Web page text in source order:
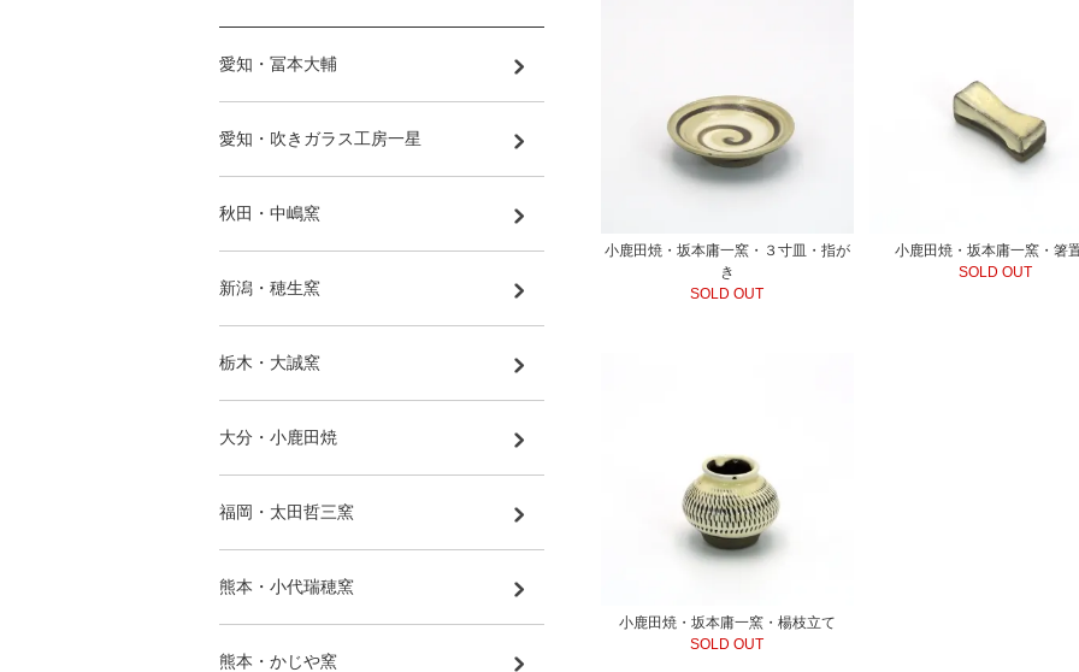
小鹿田焼・坂本庸一窯・３寸皿・指が
き
SOLD OUT
小鹿田焼・坂本庸一窯・箸
SOLD OUT
小鹿田焼・坂本庸一窯・楊枝立て
SOLD OUT
愛知・冨本大輔
愛知・吹きガラス工房一星
秋田・中嶋窯
新潟・穂生窯
栃木・大誠窯
大分・小鹿田焼
福岡・太田哲三窯
熊本・小代瑞穂窯
熊本・かじや窯